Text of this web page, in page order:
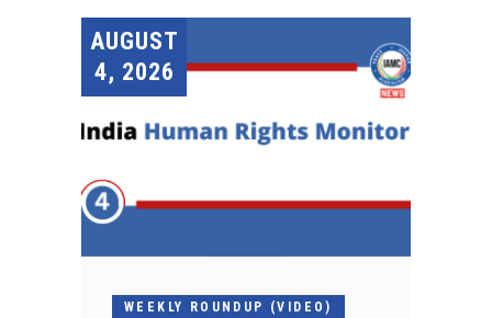
AUGUST
4, 2026
WEEKLY ROUNDUP (VIDEO)